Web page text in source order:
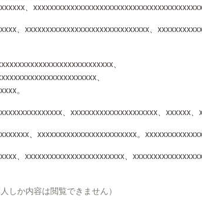
、
、xxxxxxxxxxxxxxxxxxxxxxxxxxxxxx、
、
、
。
、xxxxxxxxxxxxxxxxxxxxx、xxxxxx
、xxxxxxxxxxxxxxxxxxxxxxxx。
、xxxxxxxxxxxxxxxxxxxxxxxx、
しか内容は閲覧できません）